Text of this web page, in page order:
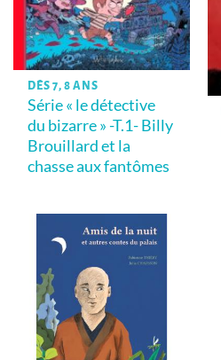
DÈS 7, 8 ANS
Série « le détective
du bizarre » -T.1- Billy
Brouillard et la
chasse aux fantômes